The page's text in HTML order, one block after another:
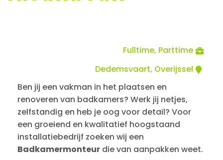
Fulltime, Parttime
Dedemsvaart, Overijssel
Ben jij een vakman in het plaatsen en
renoveren van badkamers? Werk jij netjes,
zelfstandig en heb je oog voor detail? Voor
een groeiend en kwalitatief hoogstaand
installatiebedrijf zoeken wij een
Badkamermonteur die van aanpakken weet.